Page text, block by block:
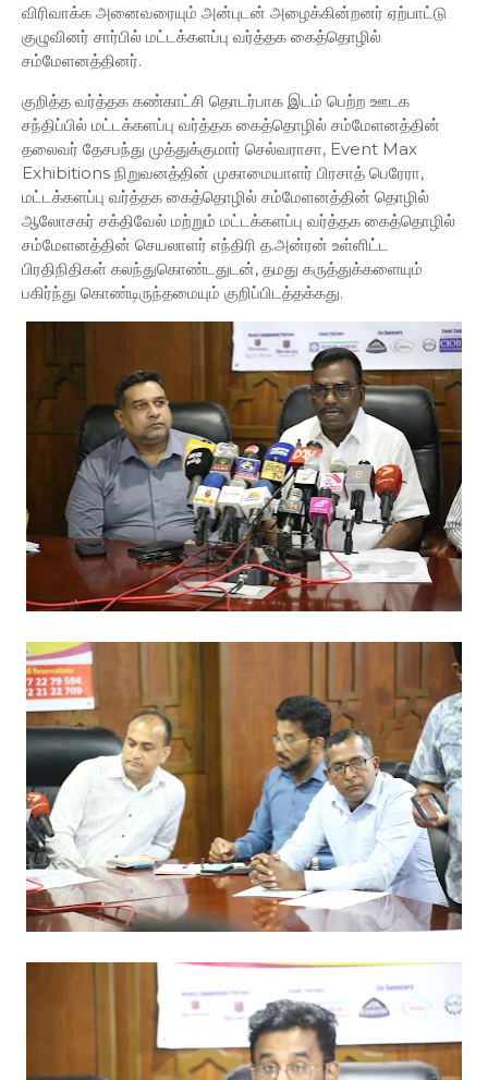
விரிவாக்க அனைவரையும் அன்புடன் அழைக்கின்றனர் ஏற்பாட்டு
குழுவினர் சார்பில் மட்டக்களப்பு வர்த்தக கைத்தொழில்
சம்மேளனத்தினர்.
குறித்த வர்த்தக கண்காட்சி தொடர்பாக இடம் பெற்ற ஊடக
சந்திப்பில் மட்டக்களப்பு வர்த்தக கைத்தொழில் சம்மேளனத்தின்
தலைவர் தேசபந்து முத்துக்குமார் செல்வராசா, Event Max
Exhibitions நிறுவனத்தின் முகாமையாளர் பிரசாத் பெரேரா,
மட்டக்களப்பு வர்த்தக கைத்தொழில் சம்மேளனத்தின் தொழில்
ஆலோசகர் சக்திவேல் மற்றும் மட்டக்களப்பு வர்த்தக கைத்தொழில்
சம்மேளனத்தின் செயலாளர் எந்திரி த.அன்ரன் உள்ளிட்ட
பிரதிநிதிகள் கலந்துகொண்டதுடன், தமது கருத்துக்களையும்
பகிர்ந்து கொண்டிருந்தமையும் குறிப்பிடத்தக்கது.